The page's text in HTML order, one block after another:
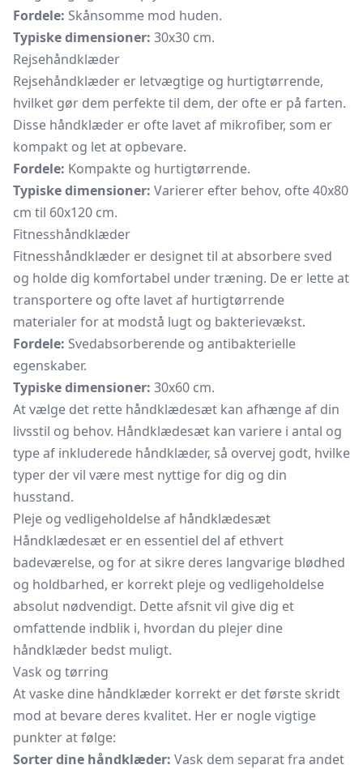
Fordele: Skånsomme mod huden.
Typiske dimensioner: 30x30 cm.
Rejsehåndklæder
Rejsehåndklæder er letvægtige og hurtigtørrende,
hvilket gør dem perfekte til dem, der ofte er på farten.
Disse håndklæder er ofte lavet af mikrofiber, som er
kompakt og let at opbevare.
Fordele: Kompakte og hurtigtørrende.
Typiske dimensioner: Varierer efter behov, ofte 40x80
cm til 60x120 cm.
Fitnesshåndklæder
Fitnesshåndklæder er designet til at absorbere sved
og holde dig komfortabel under træning. De er lette at
transportere og ofte lavet af hurtigtørrende
materialer for at modstå lugt og bakterievækst.
Fordele: Svedabsorberende og antibakterielle
egenskaber.
Typiske dimensioner: 30x60 cm.
At vælge det rette håndklædesæt kan afhænge af din
livsstil og behov. Håndklædesæt kan variere i antal og
type af inkluderede håndklæder, så overvej godt, hvilke
typer der vil være mest nyttige for dig og din
husstand.
Pleje og vedligeholdelse af håndklædesæt
Håndklædesæt er en essentiel del af ethvert
badeværelse, og for at sikre deres langvarige blødhed
og holdbarhed, er korrekt pleje og vedligeholdelse
absolut nødvendigt. Dette afsnit vil give dig et
omfattende indblik i, hvordan du plejer dine
håndklæder bedst muligt.
Vask og tørring
At vaske dine håndklæder korrekt er det første skridt
mod at bevare deres kvalitet. Her er nogle vigtige
punkter at følge:
Sorter dine håndklæder: Vask dem separat fra andet